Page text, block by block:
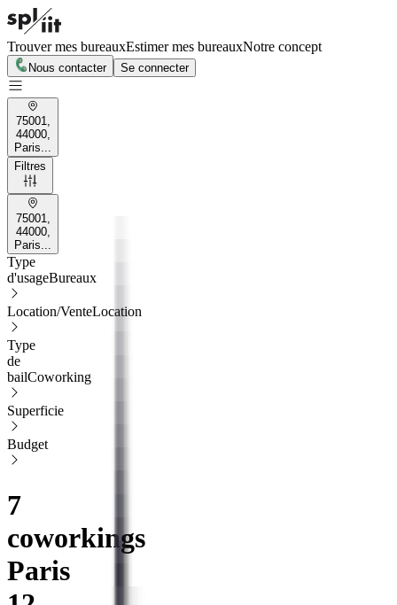
Trouver mes bureauxEstimer mes bureauxNotre concept
Nous contacter Se connecter
75001,
44000,
Paris...
Filtres
75001,
44000,
Paris...
Type
d'usageBureaux
Location/VenteLocation
Type
de
bailCoworking
Superficie
Budget
7
coworkings
Paris